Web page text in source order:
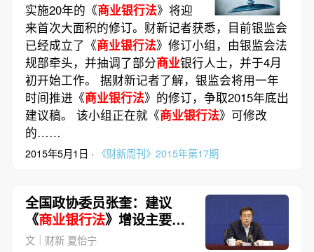
实施20年的《商业银行法》将迎
来首次大面积的修订。财新记者获悉，目前银监会
已经成立了《商业银行法》修订小组，由银监会法
规部牵头，并抽调了部分商业银行人士，并于4月
初开始工作。 据财新记者了解，银监会将用一年
时间推进《商业银行法》的修订，争取2015年底出
建议稿。 该小组正在就《商业银行法》可修改
的……
2015年5月1日 · 《财新周刊》2015年第17期
全国政协委员张奎：建议
《商业银行法》增设主要股
东违法处罚条款
文｜财新 夏怡宁